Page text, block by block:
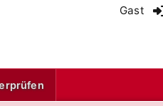
Gast
(Aktuell)